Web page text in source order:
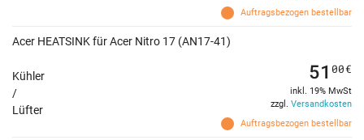
Auftragsbezogen bestellbar
Acer HEATSINK für Acer Nitro 17 (AN17-41)
Kühler
/
Lüfter
Auftragsbezogen bestellbar
51 00€
inkl. 19% MwSt
zzgl. Versandkosten